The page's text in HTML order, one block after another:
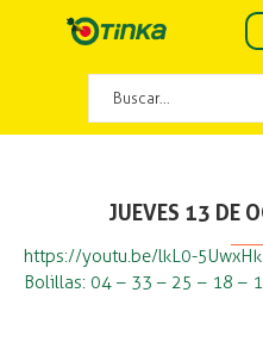
JUEVES 13 DE
https://youtu.be/lkL0-5UwxHk
Bolillas: 04 – 33 – 25 – 18 –